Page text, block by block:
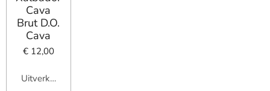
Cava
Brut D.O.
Cava
€ 12,00
Uitverkocht